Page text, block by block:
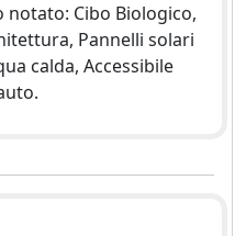
notato: Cibo Biologico,
Pannelli solari
calda, Accessibile